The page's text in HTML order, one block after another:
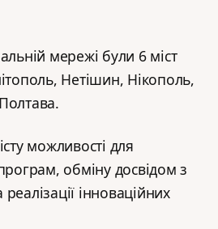
мережі були 6 міст
Нетішин, Нікополь,
можливості для
обміну досвідом з
інноваційних